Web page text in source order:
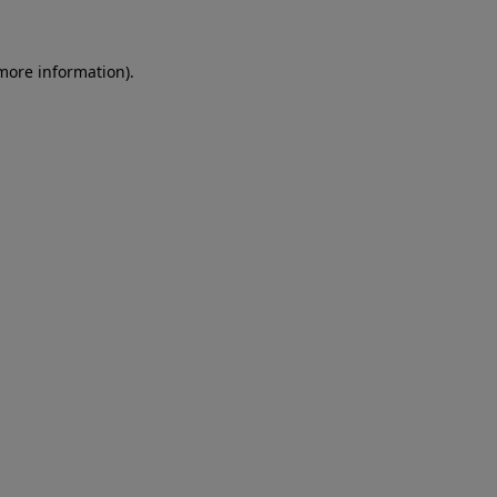
information).